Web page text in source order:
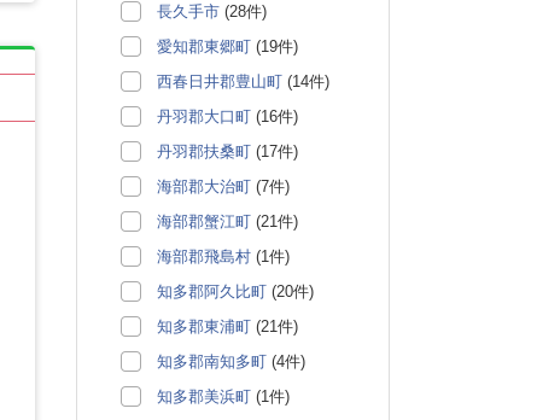
長久手市 (28件)
愛知郡東郷町 (19件)
西春日井郡豊山町 (14件)
丹羽郡大口町 (16件)
丹羽郡扶桑町 (17件)
海部郡大治町 (7件)
海部郡蟹江町 (21件)
海部郡飛島村 (1件)
知多郡阿久比町 (20件)
知多郡東浦町 (21件)
知多郡南知多町 (4件)
知多郡美浜町 (1件)